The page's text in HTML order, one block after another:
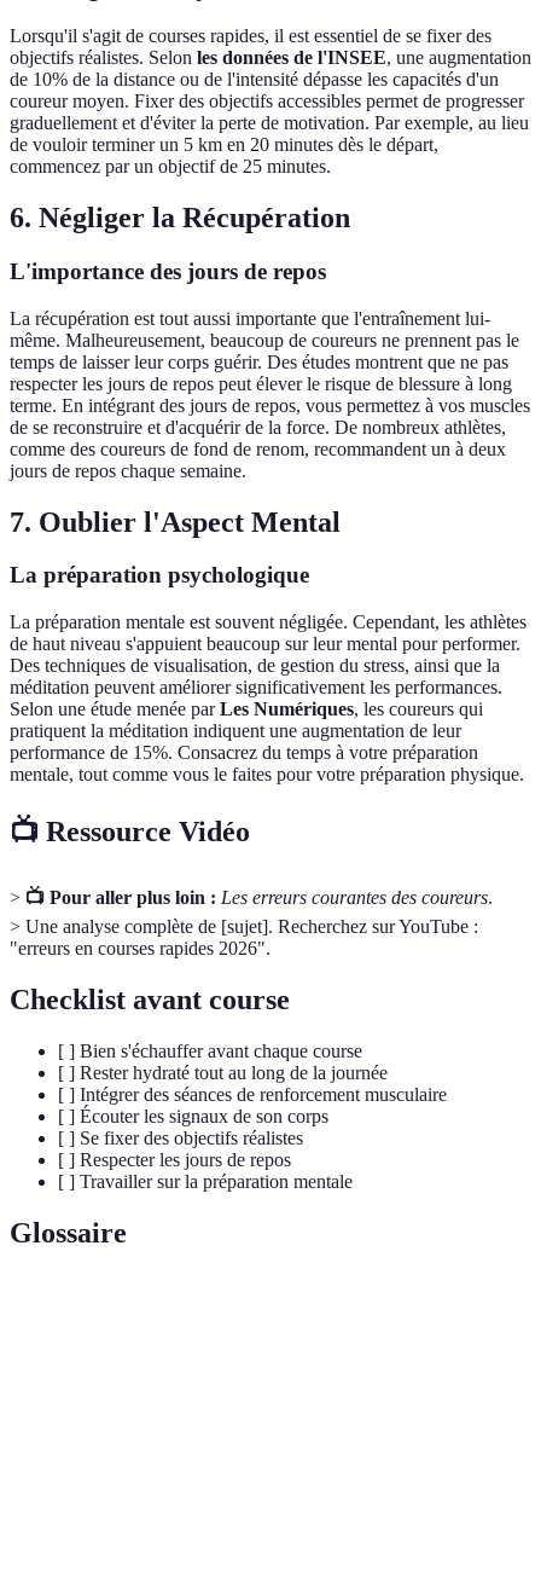
Lorsqu'il s'agit de courses rapides, il est essentiel de se fixer des
objectifs réalistes. Selon les données de l'INSEE, une augmentation
de 10% de la distance ou de l'intensité dépasse les capacités d'un
coureur moyen. Fixer des objectifs accessibles permet de progresser
graduellement et d'éviter la perte de motivation. Par exemple, au lieu
de vouloir terminer un 5 km en 20 minutes dès le départ,
commencez par un objectif de 25 minutes.
6. Négliger la Récupération
L'importance des jours de repos
La récupération est tout aussi importante que l'entraînement lui-
même. Malheureusement, beaucoup de coureurs ne prennent pas le
temps de laisser leur corps guérir. Des études montrent que ne pas
respecter les jours de repos peut élever le risque de blessure à long
terme. En intégrant des jours de repos, vous permettez à vos muscles
de se reconstruire et d'acquérir de la force. De nombreux athlètes,
comme des coureurs de fond de renom, recommandent un à deux
jours de repos chaque semaine.
7. Oublier l'Aspect Mental
La préparation psychologique
La préparation mentale est souvent négligée. Cependant, les athlètes
de haut niveau s'appuient beaucoup sur leur mental pour performer.
Des techniques de visualisation, de gestion du stress, ainsi que la
méditation peuvent améliorer significativement les performances.
Selon une étude menée parLes Numériques, les coureurs qui
pratiquent la méditation indiquent une augmentation de leur
performance de 15%. Consacrez du temps à votre préparation
mentale, tout comme vous le faites pour votre préparation physique.
📺 Ressource Vidéo
> 📺 Pour aller plus loin : Les erreurs courantes des coureurs.
> Une analyse complète de [sujet]. Recherchez sur YouTube :
"erreurs en courses rapides 2026".
Checklist avant course
[ ] Bien s'échauffer avant chaque course
[ ] Rester hydraté tout au long de la journée
[ ] Intégrer des séances de renforcement musculaire
[ ] Écouter les signaux de son corps
[ ] Se fixer des objectifs réalistes
[ ] Respecter les jours de repos
[ ] Travailler sur la préparation mentale
Glossaire